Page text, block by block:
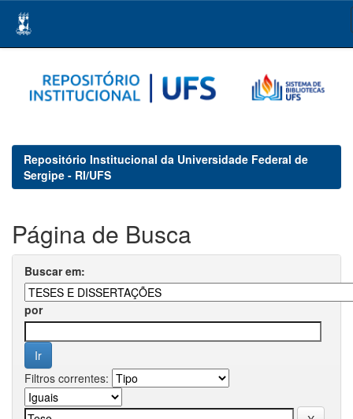
navigation
Repositório Institucional da Universidade Federal de
Sergipe - RI/UFS
Página de Busca
Buscar em:
por
Filtros correntes: